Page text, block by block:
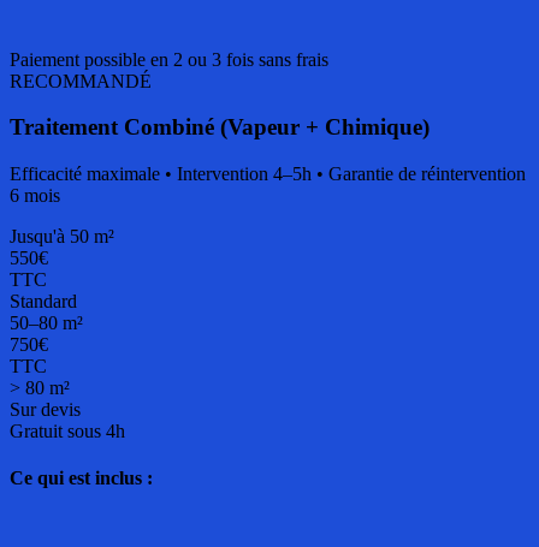
Paiement possible en 2 ou 3 fois sans frais
RECOMMANDÉ
Traitement Combiné (Vapeur + Chimique)
Efficacité maximale • Intervention 4–5h • Garantie de réintervention
6 mois
Jusqu'à 50 m²
550€
TTC
Standard
50–80 m²
750€
TTC
> 80 m²
Sur devis
Gratuit sous 4h
Ce qui est inclus :